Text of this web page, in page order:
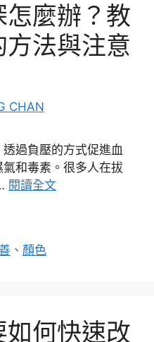
麼辦？教
法與注意
CHAN
過負壓的方式促進血
和毒素。很多人在拔
閱讀全文
、 顏色
如何快速改